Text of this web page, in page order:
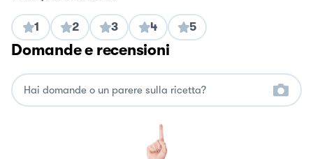
1 2 3 4 5
Domande e recensioni